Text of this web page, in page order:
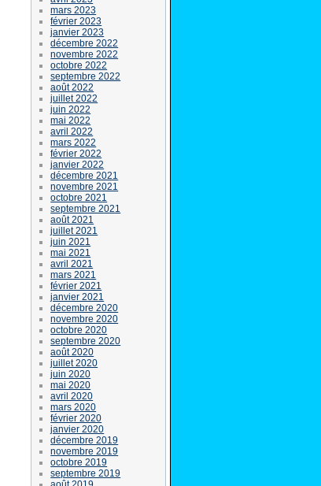
mars 2023
février 2023
janvier 2023
décembre 2022
novembre 2022
octobre 2022
septembre 2022
août 2022
juillet 2022
juin 2022
mai 2022
avril 2022
mars 2022
février 2022
janvier 2022
décembre 2021
novembre 2021
octobre 2021
septembre 2021
août 2021
juillet 2021
juin 2021
mai 2021
avril 2021
mars 2021
février 2021
janvier 2021
décembre 2020
novembre 2020
octobre 2020
septembre 2020
août 2020
juillet 2020
juin 2020
mai 2020
avril 2020
mars 2020
février 2020
janvier 2020
décembre 2019
novembre 2019
octobre 2019
septembre 2019